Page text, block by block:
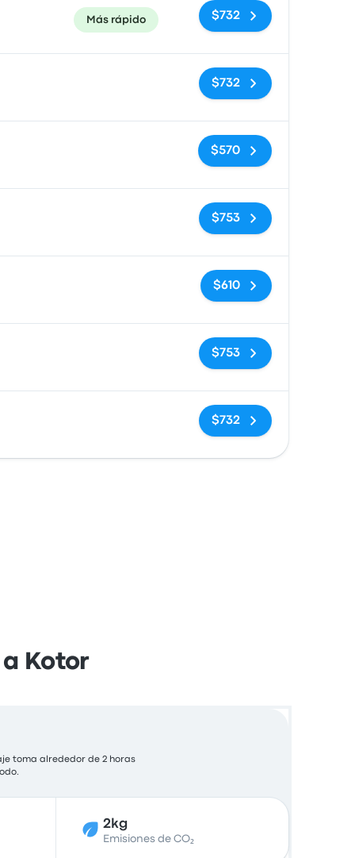
Más rápido $732
Sin etiquetas
$732
Sin etiquetas
$570
Sin etiquetas
$753
Sin etiquetas
$610
Sin etiquetas
$753
Sin etiquetas
$732
Kotor
toma alrededor de 2 horas
2kg
Emisiones de CO₂